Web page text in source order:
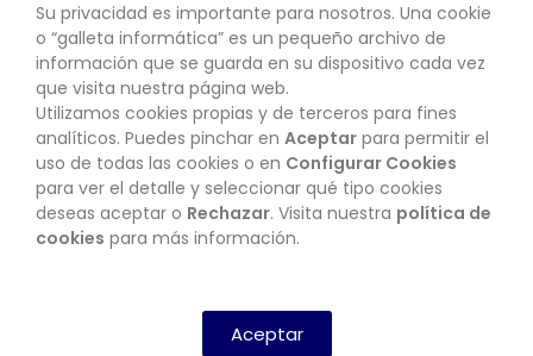
CONTACTO
BOLETÍN
Su privacidad es importante para nosotros. Una cookie
o “galleta informática” es un pequeño archivo de
información que se guarda en su dispositivo cada vez
que visita nuestra página web.
Utilizamos cookies propias y de terceros para fines
analíticos. Puedes pinchar en Aceptar para permitir el
uso de todas las cookies o en Configurar Cookies
para ver el detalle y seleccionar qué tipo cookies
deseas aceptar o Rechazar. Visita nuestra política de
cookies para más información.
Aceptar